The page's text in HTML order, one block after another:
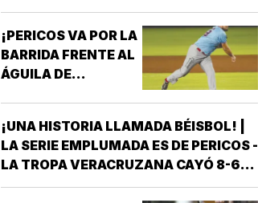
¡PERICOS VA POR LA
BARRIDA FRENTE AL
ÁGUILA DE
¡UNA HISTORIA LLAMADA BÉISBOL! |
LA SERIE EMPLUMADA ES DE PERICOS -
LA TROPA VERACRUZANA CAYÓ 8-6
ANTE LOS PERICOS DE PUEBLA EN EL